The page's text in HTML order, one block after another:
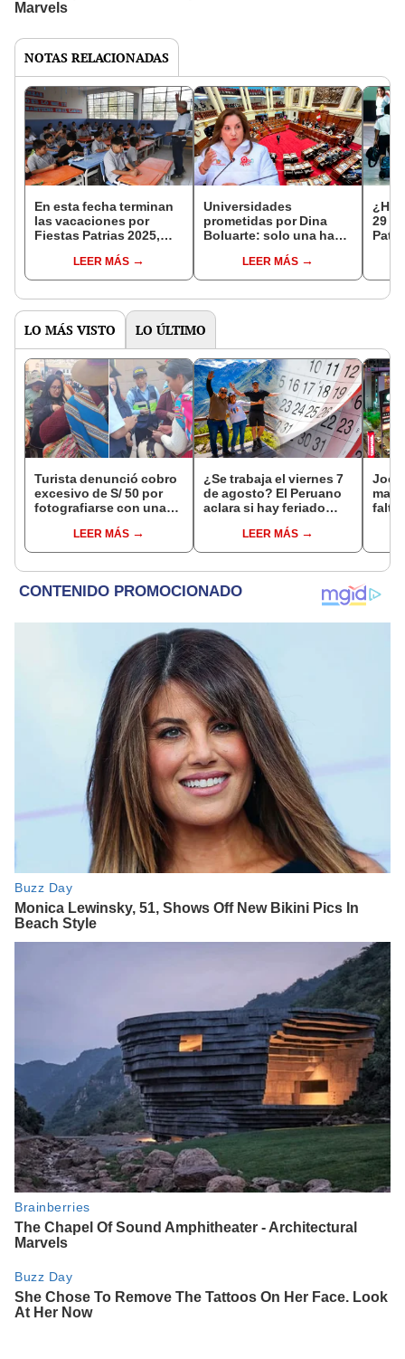
NOTAS RELACIONADAS
En esta fecha terminan
las vacaciones por
Fiestas Patrias 2025,
escolar de Minedu
LEER MÁS
Universidades
prometidas por Dina
Boluarte: solo una ha
11 anunciadas
LEER MÁS
29
LO MÁS VISTO LO ÚLTIMO
Turista denunció cobro
excesivo de S/ 50 por
fotografiarse con una
Serenazgo recuperó el
dinero
LEER MÁS
¿Se trabaja el viernes 7
de agosto? El Peruano
aclara si hay feriado
del 6 de agosto
LEER MÁS
falta